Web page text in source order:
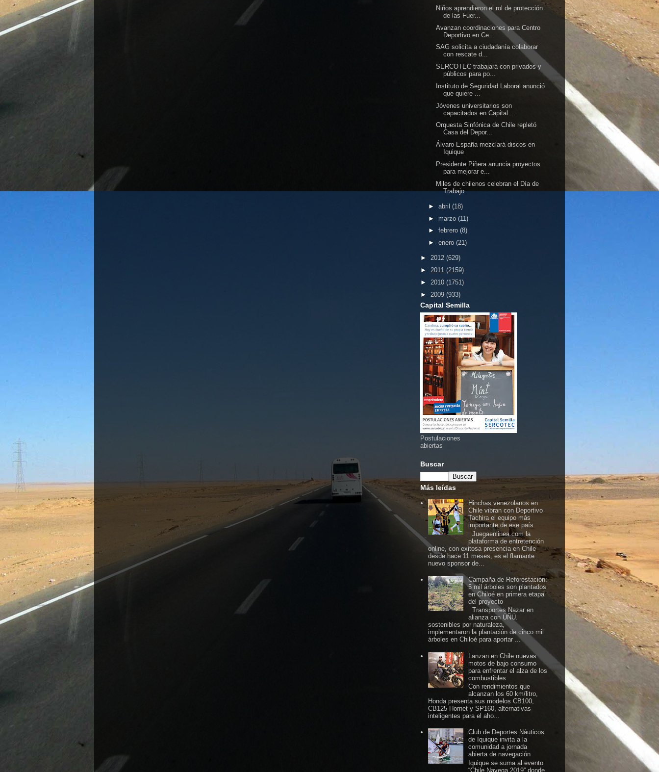
Niños aprendieron el rol de protección
de las Fuer...
Avanzan coordinaciones para Centro
Deportivo en Ce...
SAG solicita a ciudadanía colaborar
con rescate d...
SERCOTEC trabajará con privados y
públicos para po...
Instituto de Seguridad Laboral anunció
que quiere ...
Jóvenes universitarios son
capacitados en Capital ...
Orquesta Sinfónica de Chile repletó
Casa del Depor...
Álvaro España mezclará discos en
Iquique
Presidente Piñera anuncia proyectos
para mejorar e...
Miles de chilenos celebran el Día de
Trabajo
► abril (18)
► marzo (11)
► febrero (8)
► enero (21)
► 2012 (629)
► 2011 (2159)
► 2010 (1751)
► 2009 (933)
Capital Semilla
Postulaciones
abiertas
Buscar
Más leídas
Hinchas venezolanos en
Chile vibran con Deportivo
Tachira el equipo más
importante de ese país
Juegaenlinea.com la
plataforma de entretención
online, con exitosa presencia en Chile
desde hace 11 meses, es el flamante
nuevo sponsor de...
Campaña de Reforestación:
5 mil árboles son plantados
en Chiloé en primera etapa
del proyecto
Transportes Nazar en
alianza con ÜÑÜ.
sostenibles por naturaleza,
implementaron la plantación de cinco mil
árboles en Chiloé para aportar ...
Lanzan en Chile nuevas
motos de bajo consumo
para enfrentar el alza de los
combustibles
Con rendimientos que
alcanzan los 60 km/litro,
Honda presenta sus modelos CB100,
CB125 Hornet y SP160, alternativas
inteligentes para el aho...
Club de Deportes Náuticos
de Iquique invita a la
comunidad a jornada
abierta de navegación
Iquique se suma al evento
“Chile Navega 2019” donde